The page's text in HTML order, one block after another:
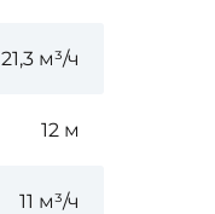
21,3 м³/ч
12 м
11 м³/ч